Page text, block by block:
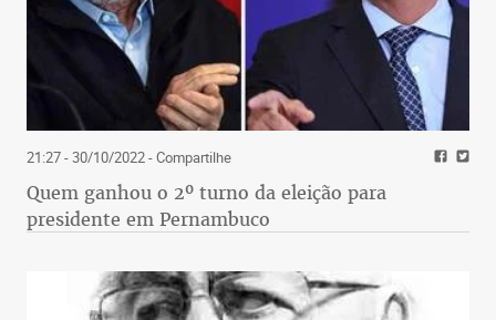
21:27 - 30/10/2022- Compartilhe
Quem ganhou o 2º turno da eleição para
presidente em Pernambuco